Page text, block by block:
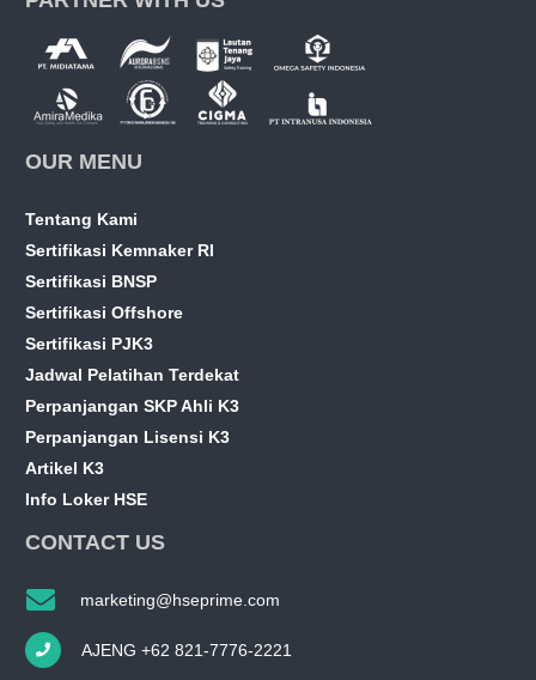
OUR MENU
Tentang Kami
Sertifikasi Kemnaker RI
Sertifikasi BNSP
Sertifikasi Offshore
Sertifikasi PJK3
Jadwal Pelatihan Terdekat
Perpanjangan SKP Ahli K3
Perpanjangan Lisensi K3
Artikel K3
Info Loker HSE
CONTACT US
marketing@hseprime.com
AJENG +62 821-7776-2221